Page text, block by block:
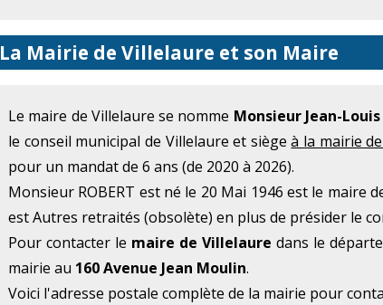
La Mairie de Villelaure et son Maire
Le maire de Villelaure se nomme Monsieur Jean-Louis
le conseil municipal de Villelaure et siègeà la mairie
pour un mandat de 6 ans (de 2020 à 2026).
Monsieur ROBERT est né le 20 Mai 1946 est le maire
est Autres retraités (obsolète) en plus de présider le
Pour contacter le maire de Villelaure dans le
mairie au 160 Avenue Jean Moulin.
Voici l'adresse postale complète de la mairie pour